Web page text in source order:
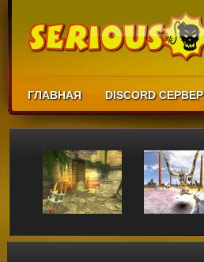
ГЛАВНАЯ DISCORD СЕРВЕР